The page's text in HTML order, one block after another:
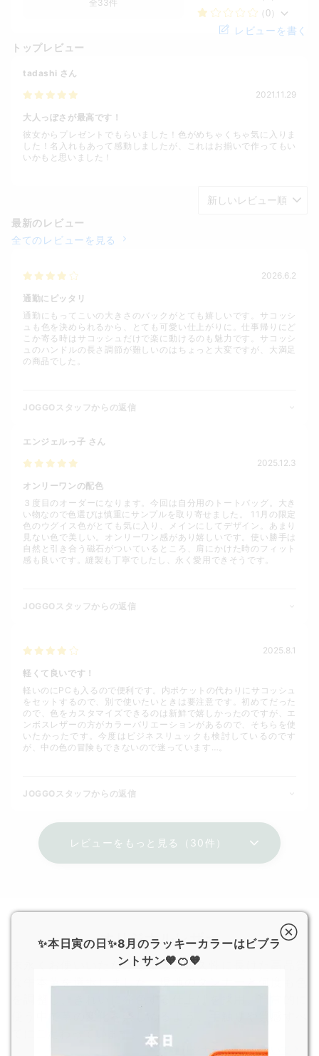
全33件
（0）
レビューを書く
トップレビュー
tadashi さん
2021.11.29
大人っぽさが最高です！
彼女からプレゼントでもらいました！色がめちゃくちゃ気に入りま
した！名入れもあって感動しましたが、これはお揃いで作ってもい
いかもと思いました！
最新のレビュー
全てのレビューを見る
2026.6.2
通勤にピッタリ
通勤にもってこいの大きさのバックがとても嬉しいです。サコッシ
ュも色を決められるから、とても可愛い仕上がりに。仕事帰りにど
こか寄る時はサコッシュだけで楽に動けるのも魅力です。サコッシ
ュのハンドルの長さ調節が難しいのはちょっと大変ですが、大満足
の商品でした。
JOGGOスタッフからの返信
エンジェルっ子 さん
2025.12.3
オンリーワンの配色
３度目のオーダーになります。今回は自分用のトートバッグ。大き
い物なので色選びは慎重にサンプルを取り寄せました。 11月の限定
色のウグイス色がとても気に入り、メインにしてデザイン。あまり
見ない色で美しい。オンリーワン感があり嬉しいです。使い勝手は
自然と引き合う磁石がついているところ、肩にかけた時のフィット
感も良いです。縫製も丁寧でしたし、永く愛用できそうです。
JOGGOスタッフからの返信
2025.8.1
軽くて良いです！
軽いのにPCも入るので便利です。内ポケットの代わりにサコッシュ
をセットするので、別で使いたいときは要注意です。初めてだった
ので、色をカスタマイズできるのは新鮮で嬉しかったのですが、エ
ンボスレザーの方がカラーバリエーションがあるので、そちらを使
いたかったです。今度はビジネスリュックも検討しているのです
が、中の色の冒険もできないので迷っています…。
JOGGOスタッフからの返信
レビューをもっと見る（30件）
オリジナルレザー
末永くお使いいただけるよう、耐久性に長けた高品質
オリジナルレザーについて
✨本日寅の日✨8月のラッキーカラーはビブラ
ントサン🧡🍊🧡